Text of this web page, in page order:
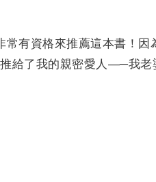
有資格來推薦這本書！因
給了我的親密愛人—─我老